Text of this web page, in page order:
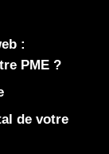
:
PME ?
de votre